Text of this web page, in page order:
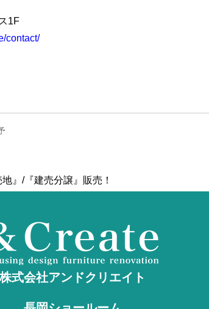
1F
contact/
』/『建売分譲』販売！
株式会社アンドクリエイト